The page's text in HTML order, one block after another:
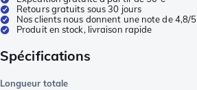
Retours gratuits sous 30 jours
Nos clients nous donnent une note de 4,8/5
Produit en stock, livraison rapide
Spécifications
Longueur totale